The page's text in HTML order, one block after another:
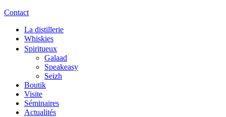
Contact
La distillerie
Whiskies
Spiritueux
Galaad
Speakeasy
Seizh
Boutik
Visite
Séminaires
Actualités